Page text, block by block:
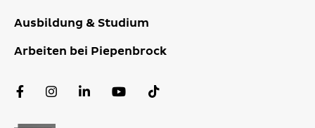
Ausbildung & Studium
Arbeiten bei Piepenbrock
FacebookInstagram
LinkedInYouTube